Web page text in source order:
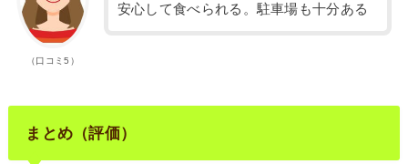
（口コミ5）
安心して食べられる。駐車場も十分ある
まとめ（評価）